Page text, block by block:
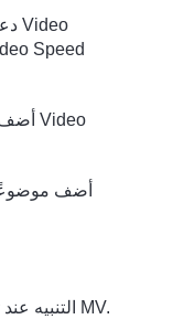
التنبيه عند تحميل ملفات عالية الدقة في MV.